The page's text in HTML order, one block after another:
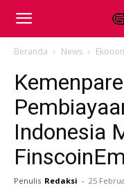
Beranda News
Indonesia
Penulis Redaksi - 25